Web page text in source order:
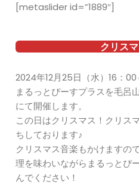
[metaslider id=”1889″]
クリス
2024年12月25日（水）16：
まるっとぴーすプラスを毛呂
にて開催します。
この日はクリスマス！クリス
ちしております♪
クリスマス音楽もかけますの
理を味わいながらまるっとぴ
んでください！